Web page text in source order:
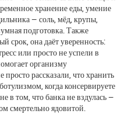
хранение еды умение
— соль, мёд, крупы,
подготовка . Также
срок , она даёт уверенность:
или просто не успели в
организму
просто рассказали, что хранить
когда консервируете
в том, что банка не вздулась —
смертельно ядовитой.